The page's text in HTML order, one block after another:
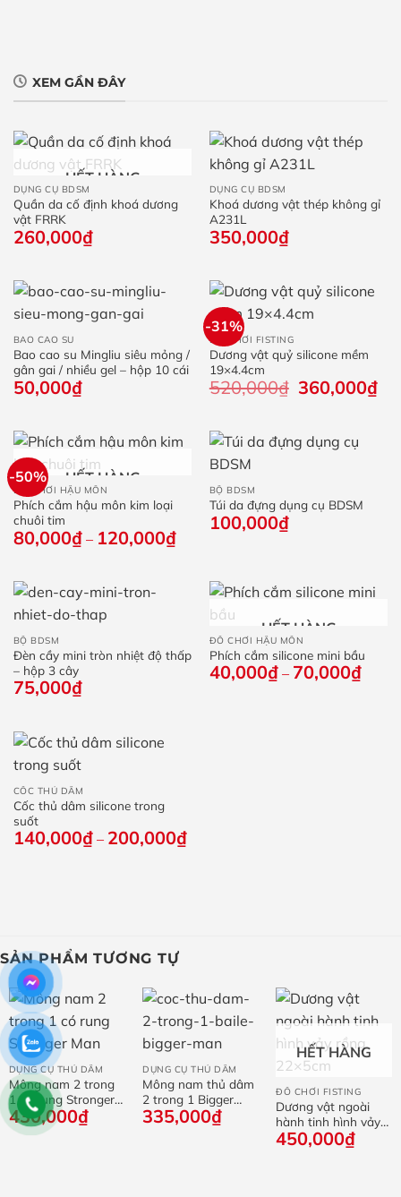
XEM GẦN ĐÂY
HẾT HÀNG
DỤNG CỤ BDSM
Quần da cố định khoá dương
vật FRRK
260,000₫
DỤNG CỤ BDSM
Khoá dương vật thép không gỉ
A231L
350,000₫
BAO CAO SU
Bao cao su Mingliu siêu mỏng /
gân gai / nhiều gel – hộp 10 cái
50,000₫
-31%
ĐỒ CHƠI FISTING
Dương vật quỷ silicone mềm
19×4.4cm
520,000₫ Giá
gốc
360,000₫Giá
-50%
HẾT HÀNG
ĐỒ CHƠI HẬU MÔN
Phích cắm hậu môn kim loại
chuôi tim
80,000₫ – 120,000₫Khoảng
giá:
80,000₫
120,000₫
BỘ BDSM
Túi da đựng dụng cụ BDSM
100,000₫
BỘ BDSM
Đèn cầy mini tròn nhiệt độ thấp
– hộp 3 cây
75,000₫
HẾT HÀNG
ĐỒ CHƠI HẬU MÔN
Phích cắm silicone mini bầu
40,000₫ – 70,000₫
giá:
CỐC THỦ DÂM
Cốc thủ dâm silicone trong
suốt
140,000₫ – 200,000₫Khoảng
giá:
SẢN PHẨM TƯƠNG TỰ
DỤNG CỤ THỦ DÂM
Mông nam 2 trong
1 có rung Stronger
Man
430,000₫
DỤNG CỤ THỦ DÂM
Mông nam thủ dâm
2 trong 1 Bigger
Man
335,000₫
HẾT HÀNG
ĐỒ CHƠI FISTING
Dương vật ngoài
hành tinh hình vảy
rồng 22×5cm
450,000₫